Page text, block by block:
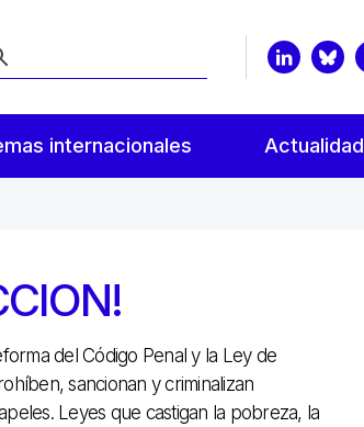
internacionales Actualidad
del Código Penal y la Ley de
sancionan y criminalizan
Leyes que castigan la pobreza, la